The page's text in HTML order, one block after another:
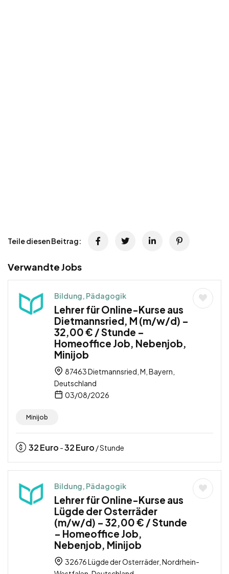
Teile diesen Beitrag:
Verwandte Jobs
Bildung, Pädagogik
Lehrer für Online-Kurse aus
Dietmannsried, M (m/w/d) –
32,00 € / Stunde –
Homeoffice Job, Nebenjob,
Minijob
87463 Dietmannsried, M, Bayern,
Deutschland
03/08/2026
Minijob
32Euro -32Euro / Stunde
Bildung, Pädagogik
Lehrer für Online-Kurse aus
Lügde der Osterräder
(m/w/d) – 32,00 € / Stunde
– Homeoffice Job,
Nebenjob, Minijob
32676 Lügde der Osterräder, Nordrhein-